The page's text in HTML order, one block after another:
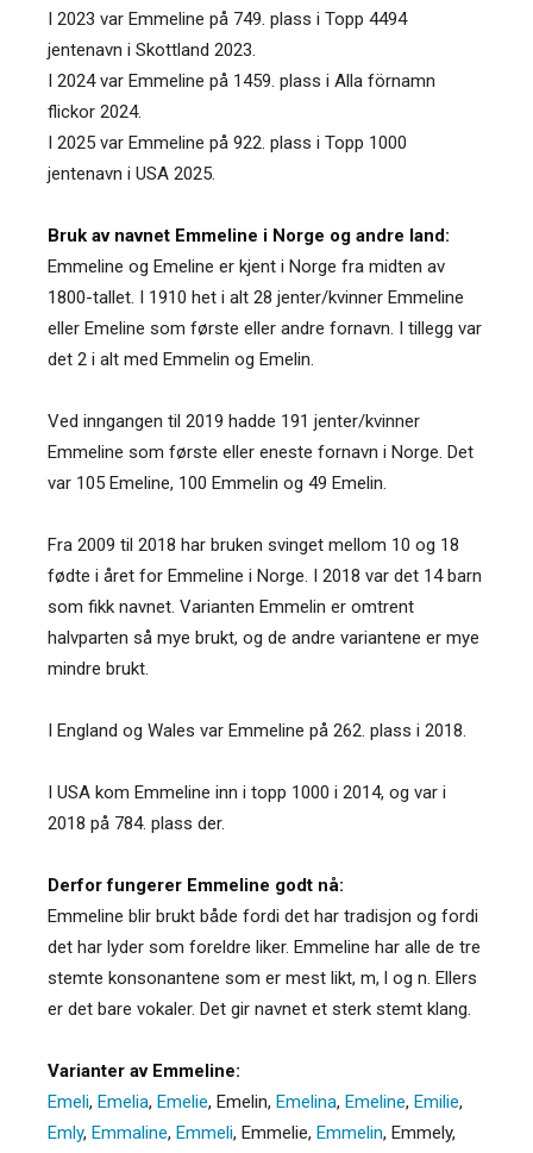
I 2023 var Emmeline på 749. plass i Topp 4494
jentenavn i Skottland 2023.
I 2024 var Emmeline på 1459. plass i Alla förnamn
flickor 2024.
I 2025 var Emmeline på 922. plass i Topp 1000
jentenavn i USA 2025.
Bruk av navnet Emmeline i Norge og andre land:
Emmeline og Emeline er kjent i Norge fra midten av
1800-tallet. I 1910 het i alt 28 jenter/kvinner Emmeline
eller Emeline som første eller andre fornavn. I tillegg var
det 2 i alt med Emmelin og Emelin.
Ved inngangen til 2019 hadde 191 jenter/kvinner
Emmeline som første eller eneste fornavn i Norge. Det
var 105 Emeline, 100 Emmelin og 49 Emelin.
Fra 2009 til 2018 har bruken svinget mellom 10 og 18
fødte i året for Emmeline i Norge. I 2018 var det 14 barn
som fikk navnet. Varianten Emmelin er omtrent
halvparten så mye brukt, og de andre variantene er mye
mindre brukt.
I England og Wales var Emmeline på 262. plass i 2018.
I USA kom Emmeline inn i topp 1000 i 2014, og var i
2018 på 784. plass der.
Derfor fungerer Emmeline godt nå:
Emmeline blir brukt både fordi det har tradisjon og fordi
det har lyder som foreldre liker. Emmeline har alle de tre
stemte konsonantene som er mest likt, m, l og n. Ellers
er det bare vokaler. Det gir navnet et sterk stemt klang.
Varianter av Emmeline:
Emeli, Emelia, Emelie, Emelin, Emelina, Emeline, Emilie,
Emly, Emmaline, Emmeli, Emmelie, Emmelin, Emmely,